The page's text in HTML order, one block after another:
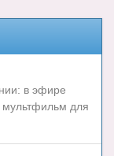
в эфире
мультфильм для